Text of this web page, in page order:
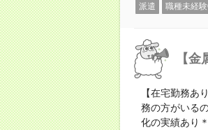
派遣 職種未経
【
【在宅勤務
務の方がいる
化の実績あり